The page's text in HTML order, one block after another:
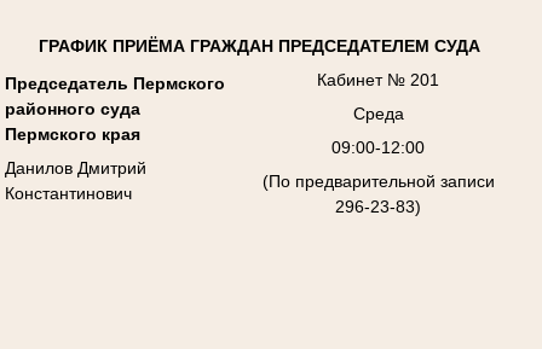
ГРАФИК ПРИЁМА ГРАЖДАН ПРЕДСЕДАТЕЛЕМ СУДА
Председатель Пермского
районного суда
Пермского края
Данилов Дмитрий
Константинович
Кабинет № 201
Среда
09:00-12:00
(По предварительной записи
296-23-83)